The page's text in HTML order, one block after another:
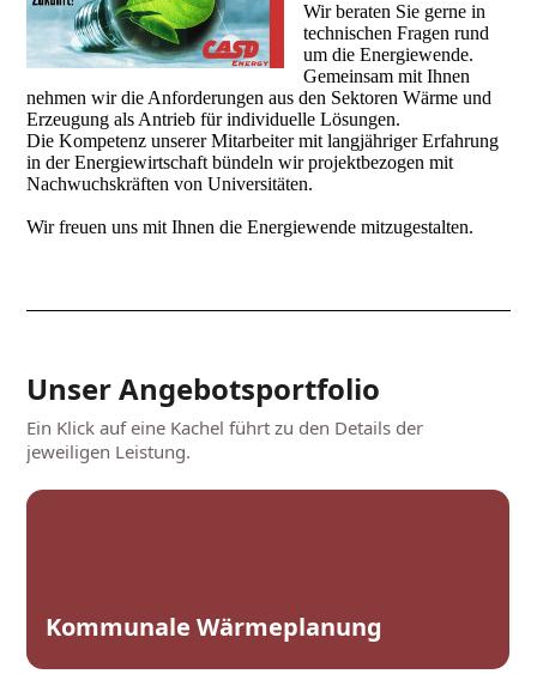
Wir beraten Sie gerne in
technischen Fragen rund
um die Energiewende.
Gemeinsam mit Ihnen
nehmen wir die Anforderungen aus den Sektoren Wärme und
Erzeugung als Antrieb für individuelle Lösungen.
Die Kompetenz unserer Mitarbeiter mit langjähriger Erfahrung
in der Energiewirtschaft bündeln wir projektbezogen mit
Nachwuchskräften von Universitäten.
Wir freuen uns mit Ihnen die Energiewende mitzugestalten.